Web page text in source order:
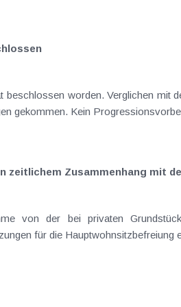
worden. Verglichen mit
aus dem Juli 2026 ) ist es dabei vereinzelt noch zu wichtigen
zeitlichem Zusammenhang mit
für die Hauptwohnsitzbefreiung